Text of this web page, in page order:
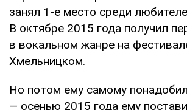
занял 1-е место среди
В октябре 2015 года получил
в вокальном жанре на
Хмельницком.
Но потом ему самому
— осенью 2015 года ему